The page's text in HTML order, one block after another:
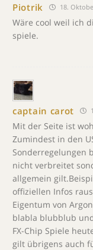
Piotrik 18.
Wäre cool weil ich
spiele.
captain carot
Mit der Seite ist
Zumindest in den
Sonderregelungen
nicht verbreitet
allgemein
offiziellen Infos
Eigentum von
blabla blubblub
FX-Chip Spiele
gilt übrigens auch